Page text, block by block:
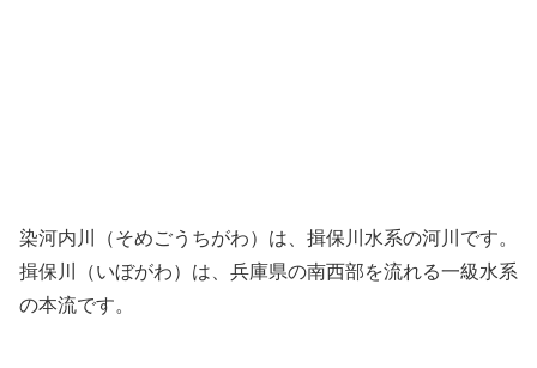
染河内川（そめごうちがわ）は、揖保川水系の河川です。
揖保川（いぼがわ）は、兵庫県の南西部を流れる一級水系
の本流です。